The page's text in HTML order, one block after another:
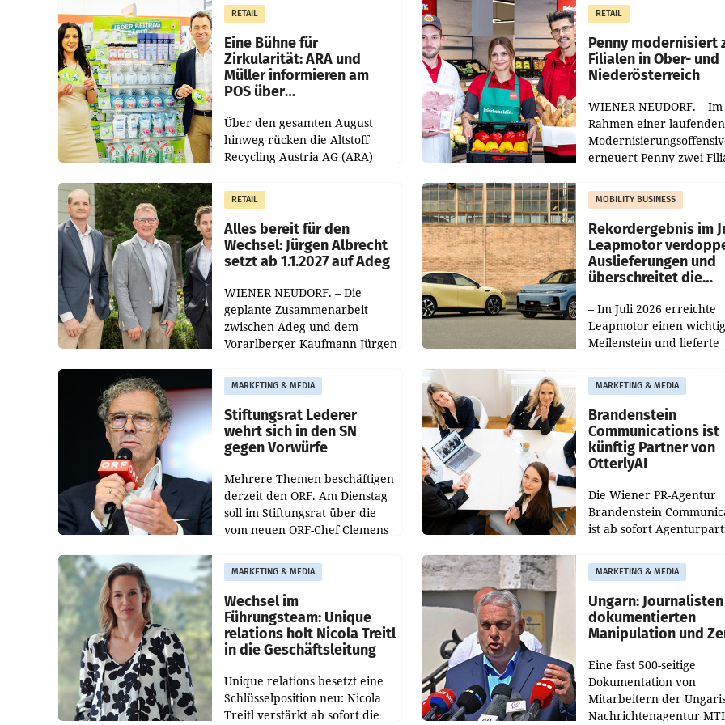
erwirtschaftet, was einem Plus
von 3,8 Prozent gegenüber
dem Vergleichszeitraum
gemacht und die
Markterwartung deutlich
übertroffen.
RETAIL
Eine Bühne für
Zirkularität: ARA und
Müller informieren am
POS über
Über den gesamten August
hinweg rücken die Altstoff
Recycling Austria AG (ARA)
Müller die Initiative „Kreislauf-
Helden“ in allen
österreichischen Müller-Filialen
RETAIL
Penny modernisiert
Filialen in Ober- und
Niederösterreich
WIENER NEUDORF. – Im
Rahmen einer laufenden
erneuert Penny zwei
Die beiden Standorte
Haag sowie im rund
RETAIL
Alles bereit für den
Wechsel: Jürgen Albrecht
setzt ab 1.1.2027 auf Adeg
WIENER NEUDORF. – Die
geplante Zusammenarbeit
zwischen Adeg und dem
Vorarlberger Kaufmann Jürgen
freigegeben: Die
Bundeswettbewerbsbehörde
und der Bundeskartellanwalt
MOBILITY BUSINESS
Rekordergebnis im
Leapmotor
Auslieferungen und
überschreitet die
– Im Juli 2026 erreichte
Leapmotor einen
Meilenstein und lieferte
aus, womit sich das
gegenüber Juli 2025
verdoppelte (+102
MARKETING & MEDIA
Stiftungsrat Lederer
wehrt sich in den SN
gegen Vorwürfe
Mehrere Themen beschäftigen
derzeit den ORF. Am Dienstag
soll im Stiftungsrat über die
vom neuen ORF-Chef Clemens
Besetzungen für die
Direktionen abgestimmt
werden.
MARKETING & MEDIA
Brandenstein
Communications ist
künftig Partner von
OtterlyAI
Die Wiener PR-Agentur
Brandenstein
ist ab sofort
Optimierungsplattform
OtterlyAI. Damit baut die
Agentur ihr
MARKETING & MEDIA
Wechsel im
Führungsteam: Unique
relations holt Nicola Treitl
in die Geschäftsleitung
Unique relations besetzt eine
Schlüsselposition neu: Nicola
Treitl verstärkt ab sofort die
MARKETING & MEDIA
Ungarn: Journalisten
dokumentierten
Manipulation und
Eine fast 500-seitige
Dokumentation von
Mitarbeitern der
Nachrichtenagentur